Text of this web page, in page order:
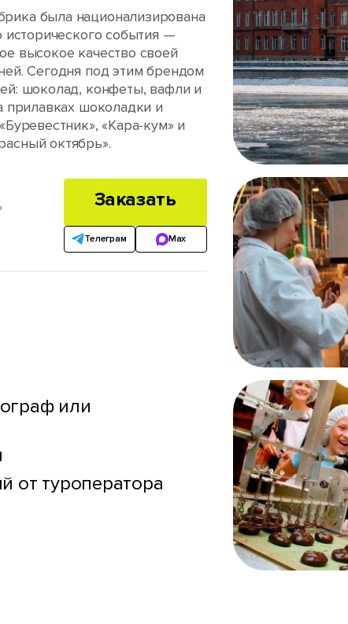
была национализирована
исторического события —
высокое качество своей
Сегодня под этим брендом
шоколад, конфеты, вафли и
прилавках шоколадки и
«Кара-кум» и
октябрь».
Заказать
Телеграм Max
или
от туроператора